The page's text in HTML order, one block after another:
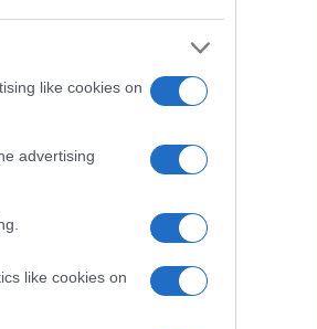
like cookies on
advertising
like cookies on
o
de